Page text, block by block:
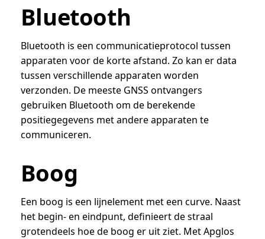
Bluetooth
Bluetooth is een communicatieprotocol tussen
apparaten voor de korte afstand. Zo kan er data
tussen verschillende apparaten worden
verzonden. De meeste GNSS ontvangers
gebruiken Bluetooth om de berekende
positiegegevens met andere apparaten te
communiceren.
Boog
Een boog is een lijnelement met een curve. Naast
het begin- en eindpunt, definieert de straal
grotendeels hoe de boog er uit ziet. Met Apglos